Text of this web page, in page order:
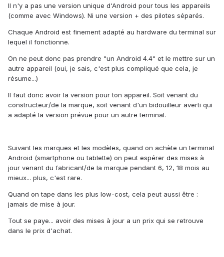
Il n'y a pas une version unique d'Android pour tous les appareils
(comme avec Windows). Ni une version + des pilotes séparés.
Chaque Android est finement adapté au hardware du terminal sur
lequel il fonctionne.
On ne peut donc pas prendre "un Android 4.4" et le mettre sur un
autre appareil (oui, je sais, c'est plus compliqué que cela, je
résume...)
Il faut donc avoir la version pour ton appareil. Soit venant du
constructeur/de la marque, soit venant d'un bidouilleur averti qui
a adapté la version prévue pour un autre terminal.
Suivant les marques et les modèles, quand on achète un terminal
Android (smartphone ou tablette) on peut espérer des mises à
jour venant du fabricant/de la marque pendant 6, 12, 18 mois au
mieux... plus, c'est rare.
Quand on tape dans les plus low-cost, cela peut aussi être :
jamais de mise à jour.
Tout se paye... avoir des mises à jour a un prix qui se retrouve
dans le prix d'achat.